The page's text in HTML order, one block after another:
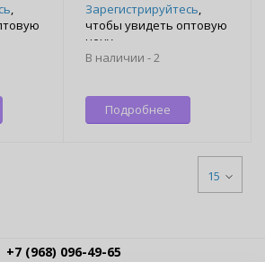
,
Зарегистрируйтесь,
чтобы увидеть оптовую
цену
В наличии -2
Подробнее
15
+7 (968) 096-49-65